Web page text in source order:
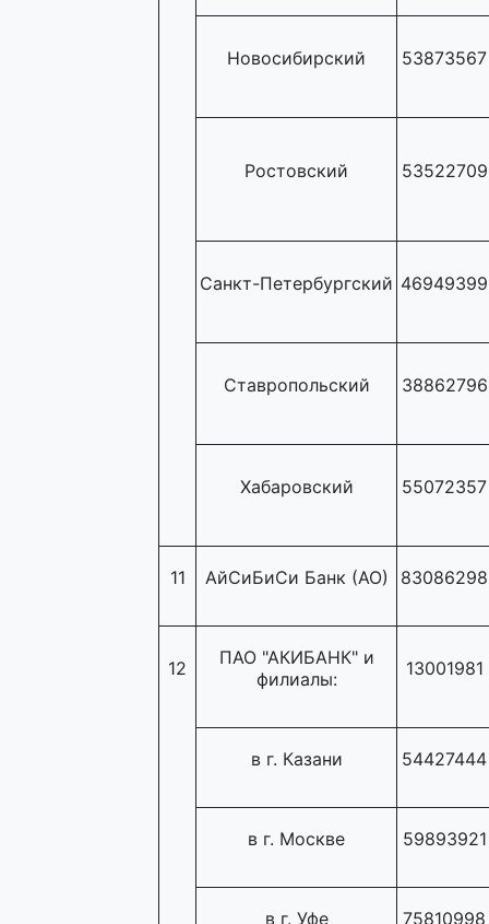
Новосибирский 53873567
Ростовский 53522709
Санкт-Петербургский 46949399
Ставропольский 38862796
Хабаровский 55072357
11 АйСиБиСи Банк (АО) 83086298
12
ПАО "АКИБАНК" и
филиалы:
13001981
в г. Казани 54427444
в г. Москве 59893921
в г. Уфе 75810998